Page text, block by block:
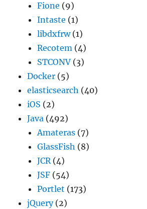
Fione (9)
Intaste (1)
libdxfrw(1)
Recotem (4)
STCONV (3)
Docker (5)
elasticsearch (40)
iOS (2)
Java (492)
Amateras (7)
GlassFish (8)
JCR(4)
JSF (54)
Portlet (173)
jQuery(2)